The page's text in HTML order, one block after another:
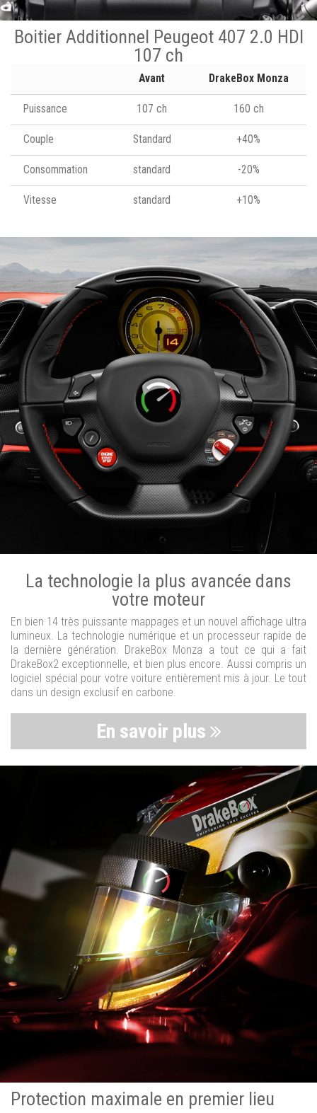
Boitier Additionnel Peugeot 407 2.0 HDI
107 ch
Avant DrakeBox Monza
Puissance 107 ch 160 ch
Couple Standard +40%
Consommation standard -20%
Vitesse standard +10%
La technologie la plus avancée dans
votre moteur
En bien 14 très puissante mappages et un nouvel affichage ultra
lumineux. La technologie numérique et un processeur rapide de
la dernière génération. DrakeBox Monza a tout ce qui a fait
DrakeBox2 exceptionnelle, et bien plus encore. Aussi compris un
logiciel spécial pour votre voiture entièrement mis à jour. Le tout
dans un design exclusif en carbone.
En savoir plus
Protection maximale en premier lieu